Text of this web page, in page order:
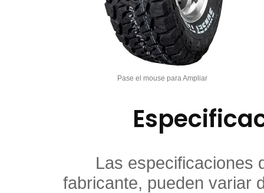
Pase el mouse para Ampliar
Las especificaciones
fabricante, pueden variar